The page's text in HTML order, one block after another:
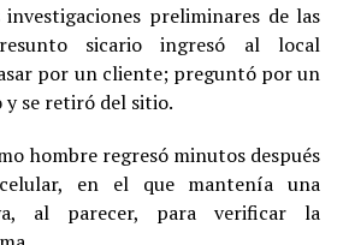
preliminares de las
sicario ingresó al local
por un cliente; preguntó por un
se retiró del sitio.
hombre regresó minutos después
en el que mantenía una
al parecer, para verificar la